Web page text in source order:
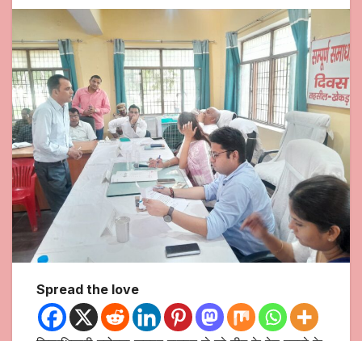
Spread the love